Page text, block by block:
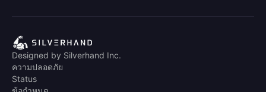
Designed by Silverhand Inc.
ความปลอดภัย
Status